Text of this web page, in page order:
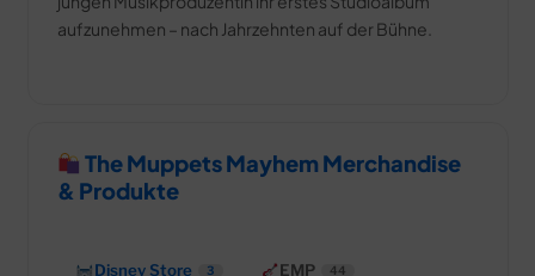
aufzunehmen – nach Jahrzehnten auf der Bühne.
The Muppets Mayhem Merchandise
& Produkte
Disney Store 3 EMP 44